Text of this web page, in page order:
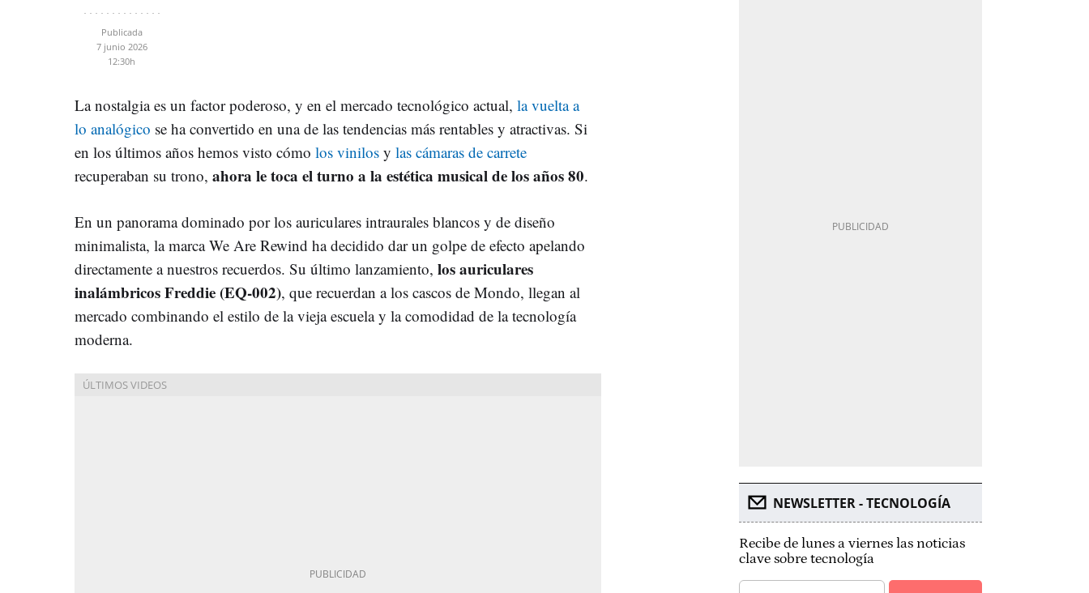
Publicada
7 junio 2026
12:30h
La nostalgia es un factor poderoso, y en el mercado tecnológico actual, la vuelta a
lo analógico se ha convertido en una de las tendencias más rentables y atractivas. Si
en los últimos años hemos visto cómo los vinilos y las cámaras de carrete
recuperaban su trono, ahora le toca el turno a la estética musical de los años 80.
En un panorama dominado por los auriculares intraurales blancos y de diseño
minimalista, la marca We Are Rewind ha decidido dar un golpe de efecto apelando
directamente a nuestros recuerdos. Su último lanzamiento, los auriculares
inalámbricos Freddie (EQ-002), que recuerdan a los cascos de Mondo, llegan al
mercado combinando el estilo de la vieja escuela y la comodidad de la tecnología
moderna.
NEWSLETTER - TECNOLOGÍA
Recibe de lunes a viernes las noticias
clave sobre tecnología